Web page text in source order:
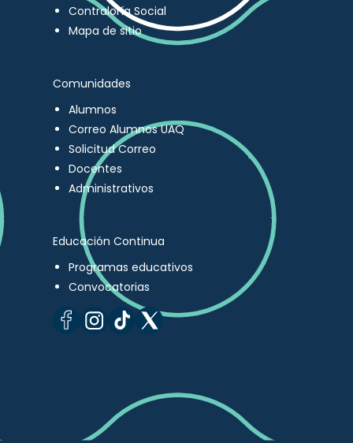
Contraloría Social
Mapa de sitio
Comunidades
Alumnos
Correo Alumnos UAQ
Solicitud Correo
Docentes
Administrativos
Educación Continua
Programas educativos
Convocatorias